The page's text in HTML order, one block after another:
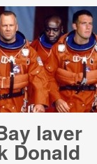
laver
Donald